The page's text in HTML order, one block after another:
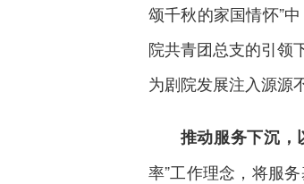
颂千秋的家国情怀”
院共青团总支的引领
为剧院发展注入源源
推动服务下沉，
率”工作理念，将服